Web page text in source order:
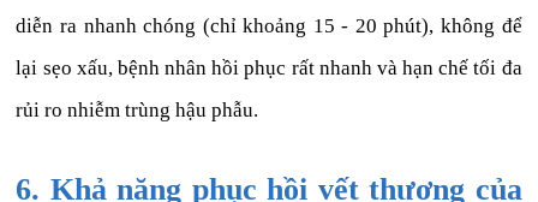
diễn ra nhanh chóng (chỉ khoảng 15 - 20 phút), không để
lại sẹo xấu, bệnh nhân hồi phục rất nhanh và hạn chế tối đa
rủi ro nhiễm trùng hậu phẫu.
6. Khả năng phục hồi vết thương của